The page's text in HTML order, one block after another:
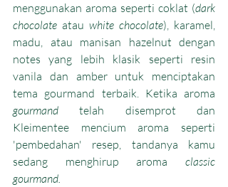
menggunakan aroma seperti coklat (dark
chocolate atau white chocolate), karamel,
madu, atau manisan hazelnut dengan
notes yang lebih klasik seperti resin
vanila dan amber untuk menciptakan
gourmand telah disemprot dan
Kleimentee mencium aroma seperti
'pembedahan' resep, tandanya kamu
sedang menghirup aroma classic
gourmand.